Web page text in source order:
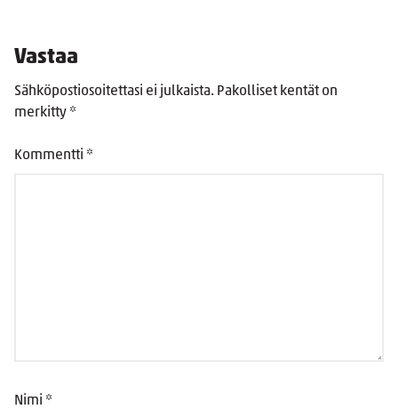
Vastaa
Sähköpostiosoitettasi ei julkaista. Pakolliset kentät on
merkitty *
Kommentti *
Nimi *